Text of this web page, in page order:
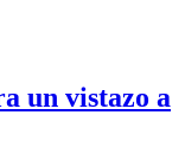
un vistazo a